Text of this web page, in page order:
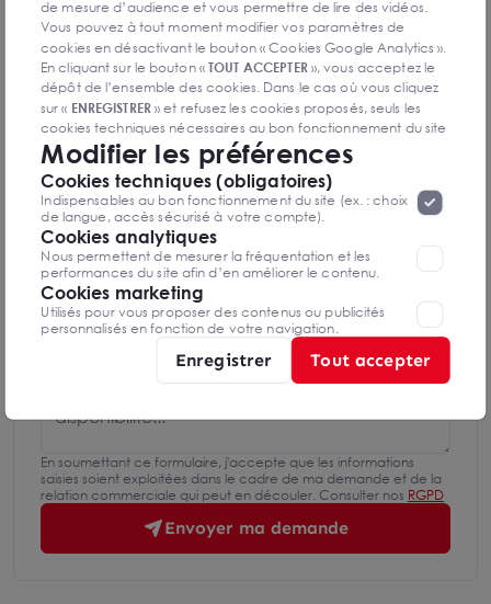
0698432888
Mettre en favoris
Nom Prénom
Email
Téléphone
Message
En soumettant ce formulaire, j'accepte que les informations
saisies soient exploitées dans le cadre de ma demande et de la
relation commerciale qui peut en découler. Consulter nos RGPD
Envoyer ma demande
de mesure d’audience et vous permettre de lire des vidéos.
Vous pouvez à tout moment modifier vos paramètres de
cookies en désactivant le bouton « Cookies Google Analytics ».
En cliquant sur le bouton «TOUT ACCEPTER», vous acceptez le
dépôt de l’ensemble des cookies. Dans le cas où vous cliquez
sur « ENREGISTRER» et refusez les cookies proposés, seuls les
cookies techniques nécessaires au bon fonctionnement du site
seront déposés. Pour plus d’informations, vous pouvez consulter
la page«Protection des données à caractère
personnel ».Lorsque vous naviguez sur notre site internet, il
peut être amenée à déposer des cookies. Vous avez la
possibilité de désactiver les cookies, ces réglages ne seront
valables que sur le navigateur que vous utilisez actuellement
Modifier les préférences
Cookies techniques (obligatoires)
Indispensables au bon fonctionnement du site (ex. : choix
de langue, accès sécurisé à votre compte).
Cookies analytiques
Nous permettent de mesurer la fréquentation et les
performances du site afin d’en améliorer le contenu.
Cookies marketing
Utilisés pour vous proposer des contenus ou publicités
personnalisés en fonction de votre navigation.
Enregistrer Tout accepter